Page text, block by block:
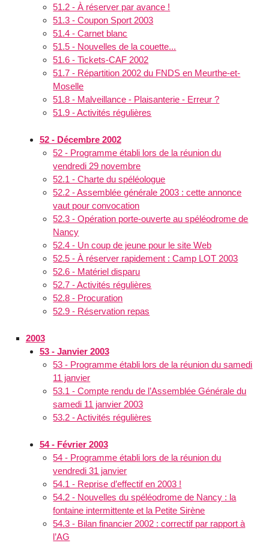
51.2 - À réserver par avance !
51.3 - Coupon Sport 2003
51.4 - Carnet blanc
51.5 - Nouvelles de la couette...
51.6 - Tickets-CAF 2002
51.7 - Répartition 2002 du FNDS en Meurthe-et-
Moselle
51.8 - Malveillance - Plaisanterie - Erreur ?
51.9 - Activités régulières
52 - Décembre 2002
52 - Programme établi lors de la réunion du
vendredi 29 novembre
52.1 - Charte du spéléologue
52.2 - Assemblée générale 2003 : cette annonce
vaut pour convocation
52.3 - Opération porte-ouverte au spéléodrome de
Nancy
52.4 - Un coup de jeune pour le site Web
52.5 - À réserver rapidement : Camp LOT 2003
52.6 - Matériel disparu
52.7 - Activités régulières
52.8 - Procuration
52.9 - Réservation repas
2003
53 - Janvier 2003
53 - Programme établi lors de la réunion du samedi
11 janvier
53.1 - Compte rendu de l’Assemblée Générale du
samedi 11 janvier 2003
53.2 - Activités régulières
54 - Février 2003
54 - Programme établi lors de la réunion du
vendredi 31 janvier
54.1 - Reprise d’effectif en 2003 !
54.2 - Nouvelles du spéléodrome de Nancy : la
fontaine intermittente et la Petite Sirène
54.3 - Bilan financier 2002 : correctif par rapport à
l’AG